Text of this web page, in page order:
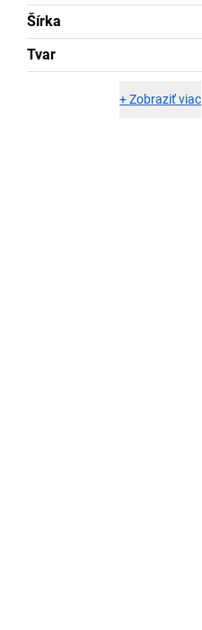
Šírka
Tvar
+Zobraziť viac